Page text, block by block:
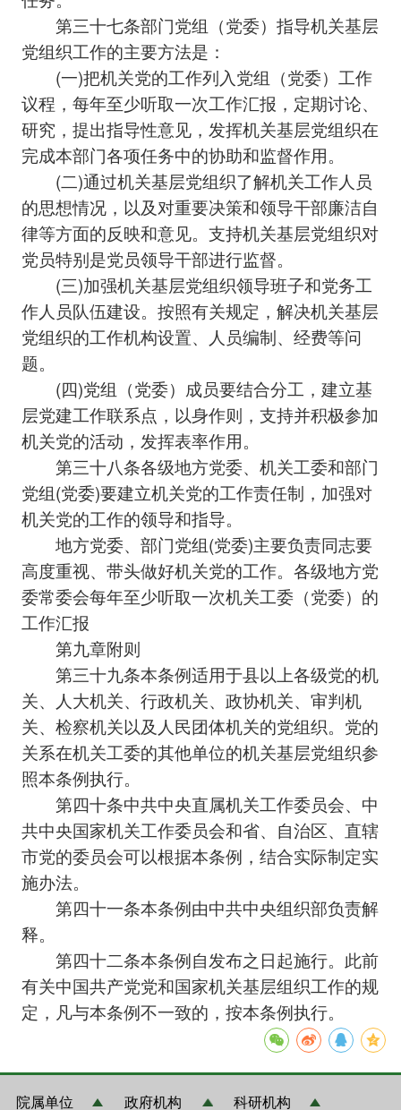
第三十七条部门党组（党委）指导机关基层
党组织工作的主要方法是：
(一)把机关党的工作列入党组（党委）工作
议程，每年至少听取一次工作汇报，定期讨论、
研究，提出指导性意见，发挥机关基层党组织在
完成本部门各项任务中的协助和监督作用。
(二)通过机关基层党组织了解机关工作人员
的思想情况，以及对重要决策和领导干部廉洁自
律等方面的反映和意见。支持机关基层党组织对
党员特别是党员领导干部进行监督。
(三)加强机关基层党组织领导班子和党务工
作人员队伍建设。按照有关规定，解决机关基层
党组织的工作机构设置、人员编制、经费等问
题。
(四)党组（党委）成员要结合分工，建立基
层党建工作联系点，以身作则，支持并积极参加
机关党的活动，发挥表率作用。
第三十八条各级地方党委、机关工委和部门
党组(党委)要建立机关党的工作责任制，加强对
机关党的工作的领导和指导。
地方党委、部门党组(党委)主要负责同志要
高度重视、带头做好机关党的工作。各级地方党
委常委会每年至少听取一次机关工委（党委）的
工作汇报
第九章附则
第三十九条本条例适用于县以上各级党的机
关、人大机关、行政机关、政协机关、审判机
关、检察机关以及人民团体机关的党组织。党的
关系在机关工委的其他单位的机关基层党组织参
照本条例执行。
第四十条中共中央直属机关工作委员会、中
共中央国家机关工作委员会和省、自治区、直辖
市党的委员会可以根据本条例，结合实际制定实
施办法。
第四十一条本条例由中共中央组织部负责解
释。
第四十二条本条例自发布之日起施行。此前
有关中国共产党党和国家机关基层组织工作的规
定，凡与本条例不一致的，按本条例执行。
院属单位 政府机构 科研机构